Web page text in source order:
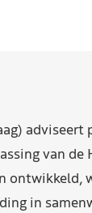
adviseert
van de
ontwikkeld,
in